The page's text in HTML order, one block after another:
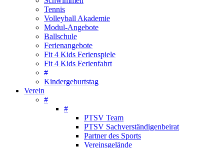
Tennis
Volleyball Akademie
Modul-Angebote
Ballschule
Ferienangebote
Fit 4 Kids Ferienspiele
Fit 4 Kids Ferienfahrt
#
Kindergeburtstag
Verein
#
#
PTSV Team
PTSV Sachverständigenbeirat
Partner des Sports
Vereinsgelände